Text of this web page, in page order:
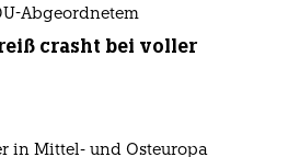
Abgeordnetem
crasht bei voller
in Mittel- und Osteuropa